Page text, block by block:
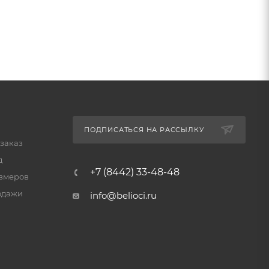
ПОДПИСАТЬСЯ НА РАССЫЛКУ
+7 (8442) 33-48-48
info@belioci.ru